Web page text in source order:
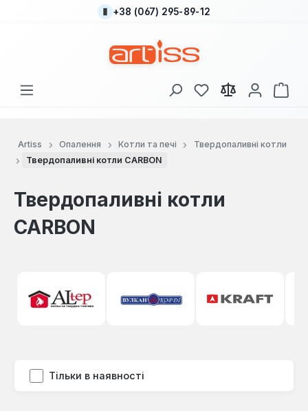
Перейти до основного вмісту
+38 (067) 295-89-12
У вас є 0 у списку
Artiss Опалення Котли та печі
Твердопаливні котли
Твердопаливні котли CARBON
Твердопаливні котли
CARBON
Тільки в наявності